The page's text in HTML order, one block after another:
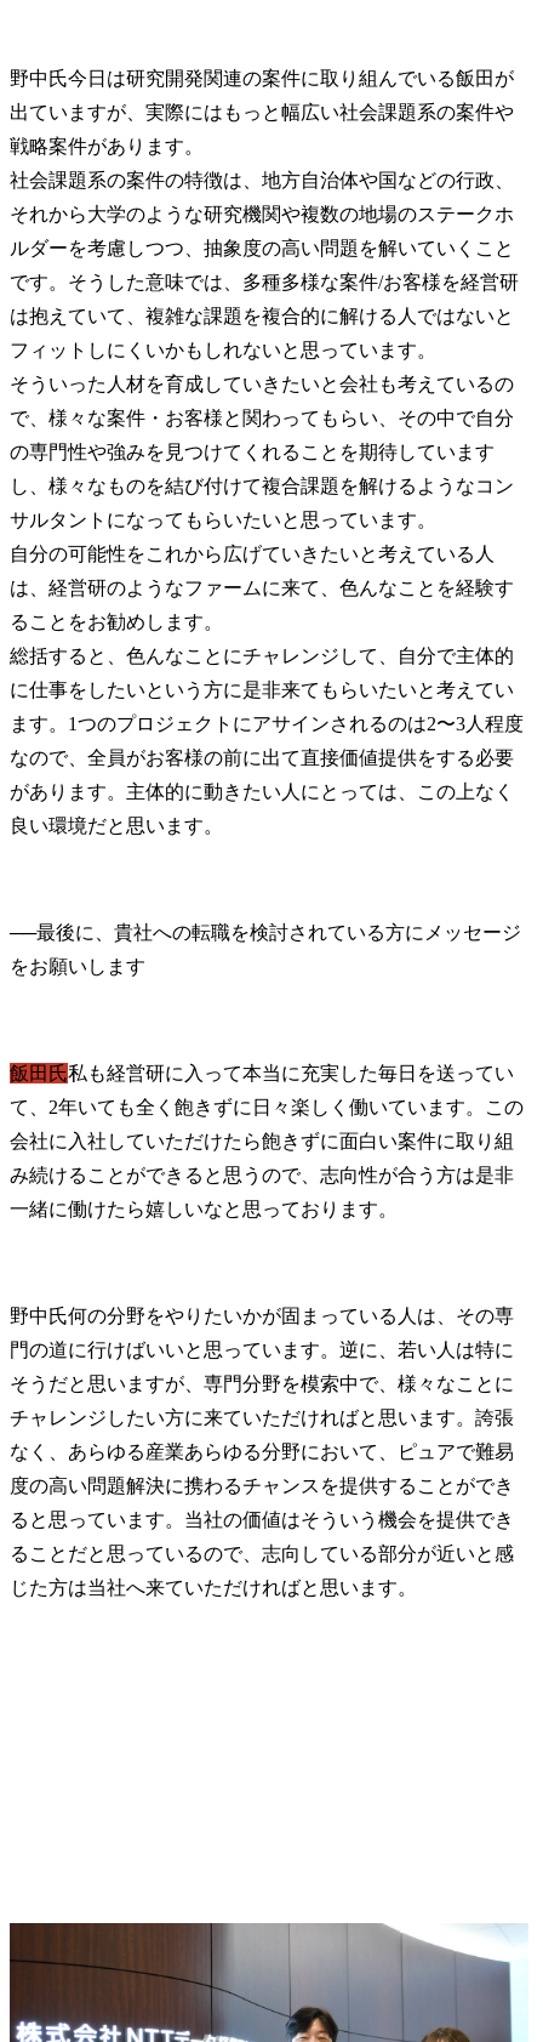
野中氏今日は研究開発関連の案件に取り組んでいる飯田が
出ていますが、実際にはもっと幅広い社会課題系の案件や
戦略案件があります。
社会課題系の案件の特徴は、地方自治体や国などの行政、
それから大学のような研究機関や複数の地場のステークホ
ルダーを考慮しつつ、抽象度の高い問題を解いていくこと
です。そうした意味では、多種多様な案件/お客様を経営研
は抱えていて、複雑な課題を複合的に解ける人ではないと
フィットしにくいかもしれないと思っています。
そういった人材を育成していきたいと会社も考えているの
で、様々な案件・お客様と関わってもらい、その中で自分
の専門性や強みを見つけてくれることを期待しています
し、様々なものを結び付けて複合課題を解けるようなコン
サルタントになってもらいたいと思っています。
自分の可能性をこれから広げていきたいと考えている人
は、経営研のようなファームに来て、色んなことを経験す
ることをお勧めします。
総括すると、色んなことにチャレンジして、自分で主体的
に仕事をしたいという方に是非来てもらいたいと考えてい
ます。1つのプロジェクトにアサインされるのは2〜3人程度
なので、全員がお客様の前に出て直接価値提供をする必要
があります。主体的に動きたい人にとっては、この上なく
良い環境だと思います。
──最後に、貴社への転職を検討されている方にメッセージ
飯田氏私も経営研に入って本当に充実した毎日を送ってい
て、2年いても全く飽きずに日々楽しく働いています。この
会社に入社していただけたら飽きずに面白い案件に取り組
み続けることができると思うので、志向性が合う方は是非
一緒に働けたら嬉しいなと思っております。
野中氏何の分野をやりたいかが固まっている人は、その専
門の道に行けばいいと思っています。逆に、若い人は特に
そうだと思いますが、専門分野を模索中で、様々なことに
チャレンジしたい方に来ていただければと思います。誇張
なく、あらゆる産業あらゆる分野において、ピュアで難易
度の高い問題解決に携わるチャンスを提供することができ
ると思っています。当社の価値はそういう機会を提供でき
ることだと思っているので、志向している部分が近いと感
じた方は当社へ来ていただければと思います。